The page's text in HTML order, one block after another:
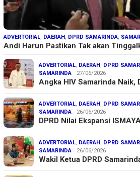
ADVERTORIAL, DAERAH, DPRD SAMARINDA,
Andi Harun Pastikan Tak akan
ADVERTORIAL, DAERAH, DPRD
SAMARINDA
27/06/2026
Angka HIV Samarinda Naik,
ADVERTORIAL, DAERAH, DPRD
SAMARINDA
26/06/2026
DPRD Nilai Ekspansi
ADVERTORIAL, DAERAH, DPRD
SAMARINDA
26/06/2026
Wakil Ketua DPRD